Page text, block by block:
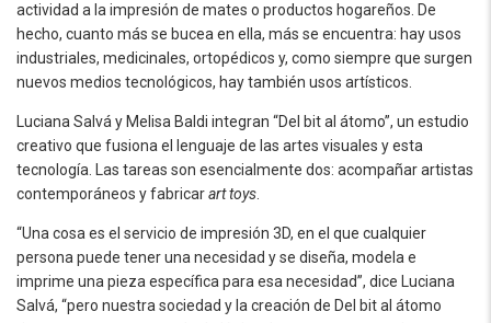
actividad a la impresión de mates o productos hogareños. De
hecho, cuanto más se bucea en ella, más se encuentra: hay usos
industriales, medicinales, ortopédicos y, como siempre que surgen
nuevos medios tecnológicos, hay también usos artísticos.
Luciana Salvá y Melisa Baldi integran “Del bit al átomo”, un estudio
creativo que fusiona el lenguaje de las artes visuales y esta
tecnología. Las tareas son esencialmente dos: acompañar artistas
contemporáneos y fabricarart toys
“Una cosa es el servicio de impresión 3D, en el que cualquier
persona puede tener una necesidad y se diseña, modela e
imprime una pieza específica para esa necesidad”, dice Luciana
Salvá, “pero nuestra sociedad y la creación de Del bit al átomo